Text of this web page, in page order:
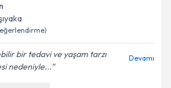
bir tedavi ve yaşam tarzı
nedeniyle...
Devamı